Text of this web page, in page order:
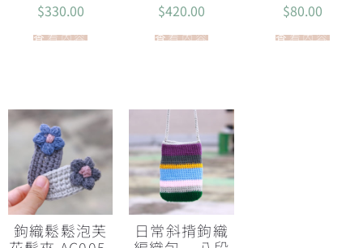
$330.00
查看內容
$420.00
查看內容
$80.00
查看內容
鉤織鬆鬆泡芙
日常斜揹鉤織